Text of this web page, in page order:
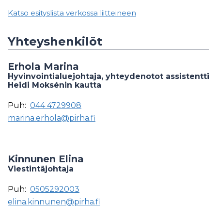
Katso esityslista verkossa liitteineen
Yhteyshenkilöt
Erhola Marina
Hyvinvointialuejohtaja, yhteydenotot assistentti
Heidi Moksénin kautta
Puh: 044 4729908
marina.erhola@pirha.fi
Kinnunen Elina
Viestintäjohtaja
Puh: 0505292003
elina.kinnunen@pirha.fi